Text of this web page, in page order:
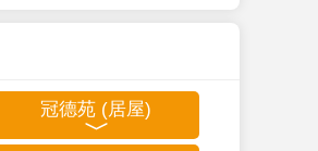
冠德苑 (居屋)